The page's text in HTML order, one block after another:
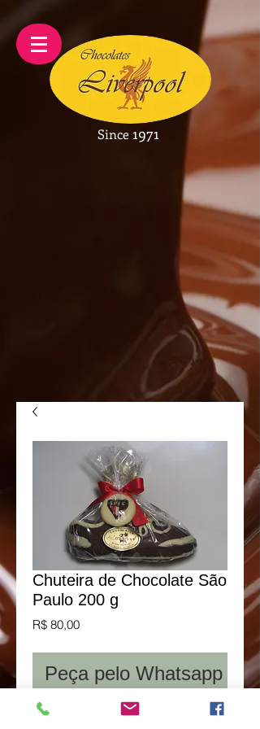
Since1971
Chuteira de Chocolate São
Paulo 200 g
R$ 80,00Preço
Peça pelo Whatsapp